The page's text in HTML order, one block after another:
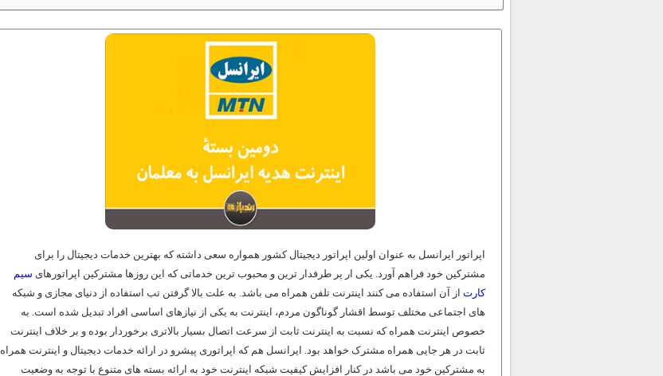
اپراتور ایرانسل به عنوان اولین اپراتور دیجیتال کشور همواره سعی داشته که بهترین خدمات دیجیتال را برای
مشترکین خود فراهم آورد. یکی ار پر طرفدار ترین و محبوب ترین خدماتی که این روزها مشترکین اپراتورهای سیم
کارت از آن استفاده می کنند اینترنت تلفن همراه می باشد. به علت بالا گرفتن تب استفاده از دنیای مجازی و شبکه
های اجتماعی مختلف توسط اقشار گوناگون مردم، اینترنت به یکی از نیازهای اساسی افراد تبدیل شده است. به
خصوص اینترنت همراه که نسبت به اینترنت ثابت از سرعت اتصال بسیار بالاتری برخوردار بوده و بر خلاف اینترنت
ثابت در هر جایی همراه مشترک خواهد بود. ایرانسل هم که اپراتوری پیشرو در ارائه خدمات دیجیتال و اینترنت همراه
به مشترکین خود می باشد در کنار افزایش کیفیت شبکه اینترنت خود به ارائه بسته های متنوع با توجه به وضعیت